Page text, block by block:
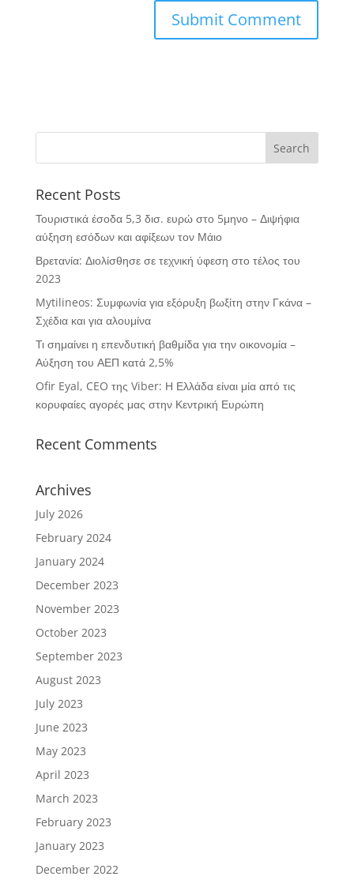
Recent Posts
Τουριστικά έσοδα 5,3 δισ. ευρώ στο 5μηνο – Διψήφια
αύξηση εσόδων και αφίξεων τον Μάιο
Βρετανία: Διολίσθησε σε τεχνική ύφεση στο τέλος του
2023
Mytilineos: Συμφωνία για εξόρυξη βωξίτη στην Γκάνα –
Σχέδια και για αλουμίνα
Τι σημαίνει η επενδυτική βαθμίδα για την οικονομία –
Αύξηση του ΑΕΠ κατά 2,5%
Ofir Eyal, CEO της Viber: Η Ελλάδα είναι μία από τις
κορυφαίες αγορές μας στην Κεντρική Ευρώπη
Recent Comments
Archives
July 2026
February 2024
January 2024
December 2023
November 2023
October 2023
September 2023
August 2023
July 2023
June 2023
May 2023
April 2023
March 2023
February 2023
January 2023
December 2022